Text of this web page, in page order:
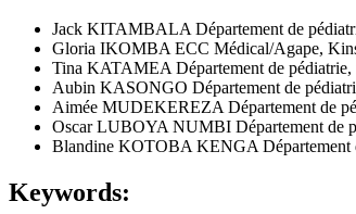
Jack KITAMBALA Département de
Gloria IKOMBA ECC Médical/Agape,
Tina KATAMEA Département de
Aubin KASONGO Département de
Aimée MUDEKEREZA Département de
Oscar LUBOYA NUMBI Département de
Blandine KOTOBA KENGA
Keywords: